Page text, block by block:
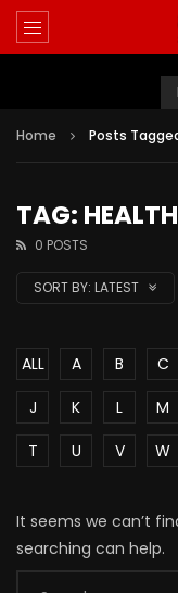
Home Posts
TAG: HEALTH
0 POSTS
SORT BY: LATEST
ALL A B C
J
K L M
T
U V W
It seems we can’t
searching can help.